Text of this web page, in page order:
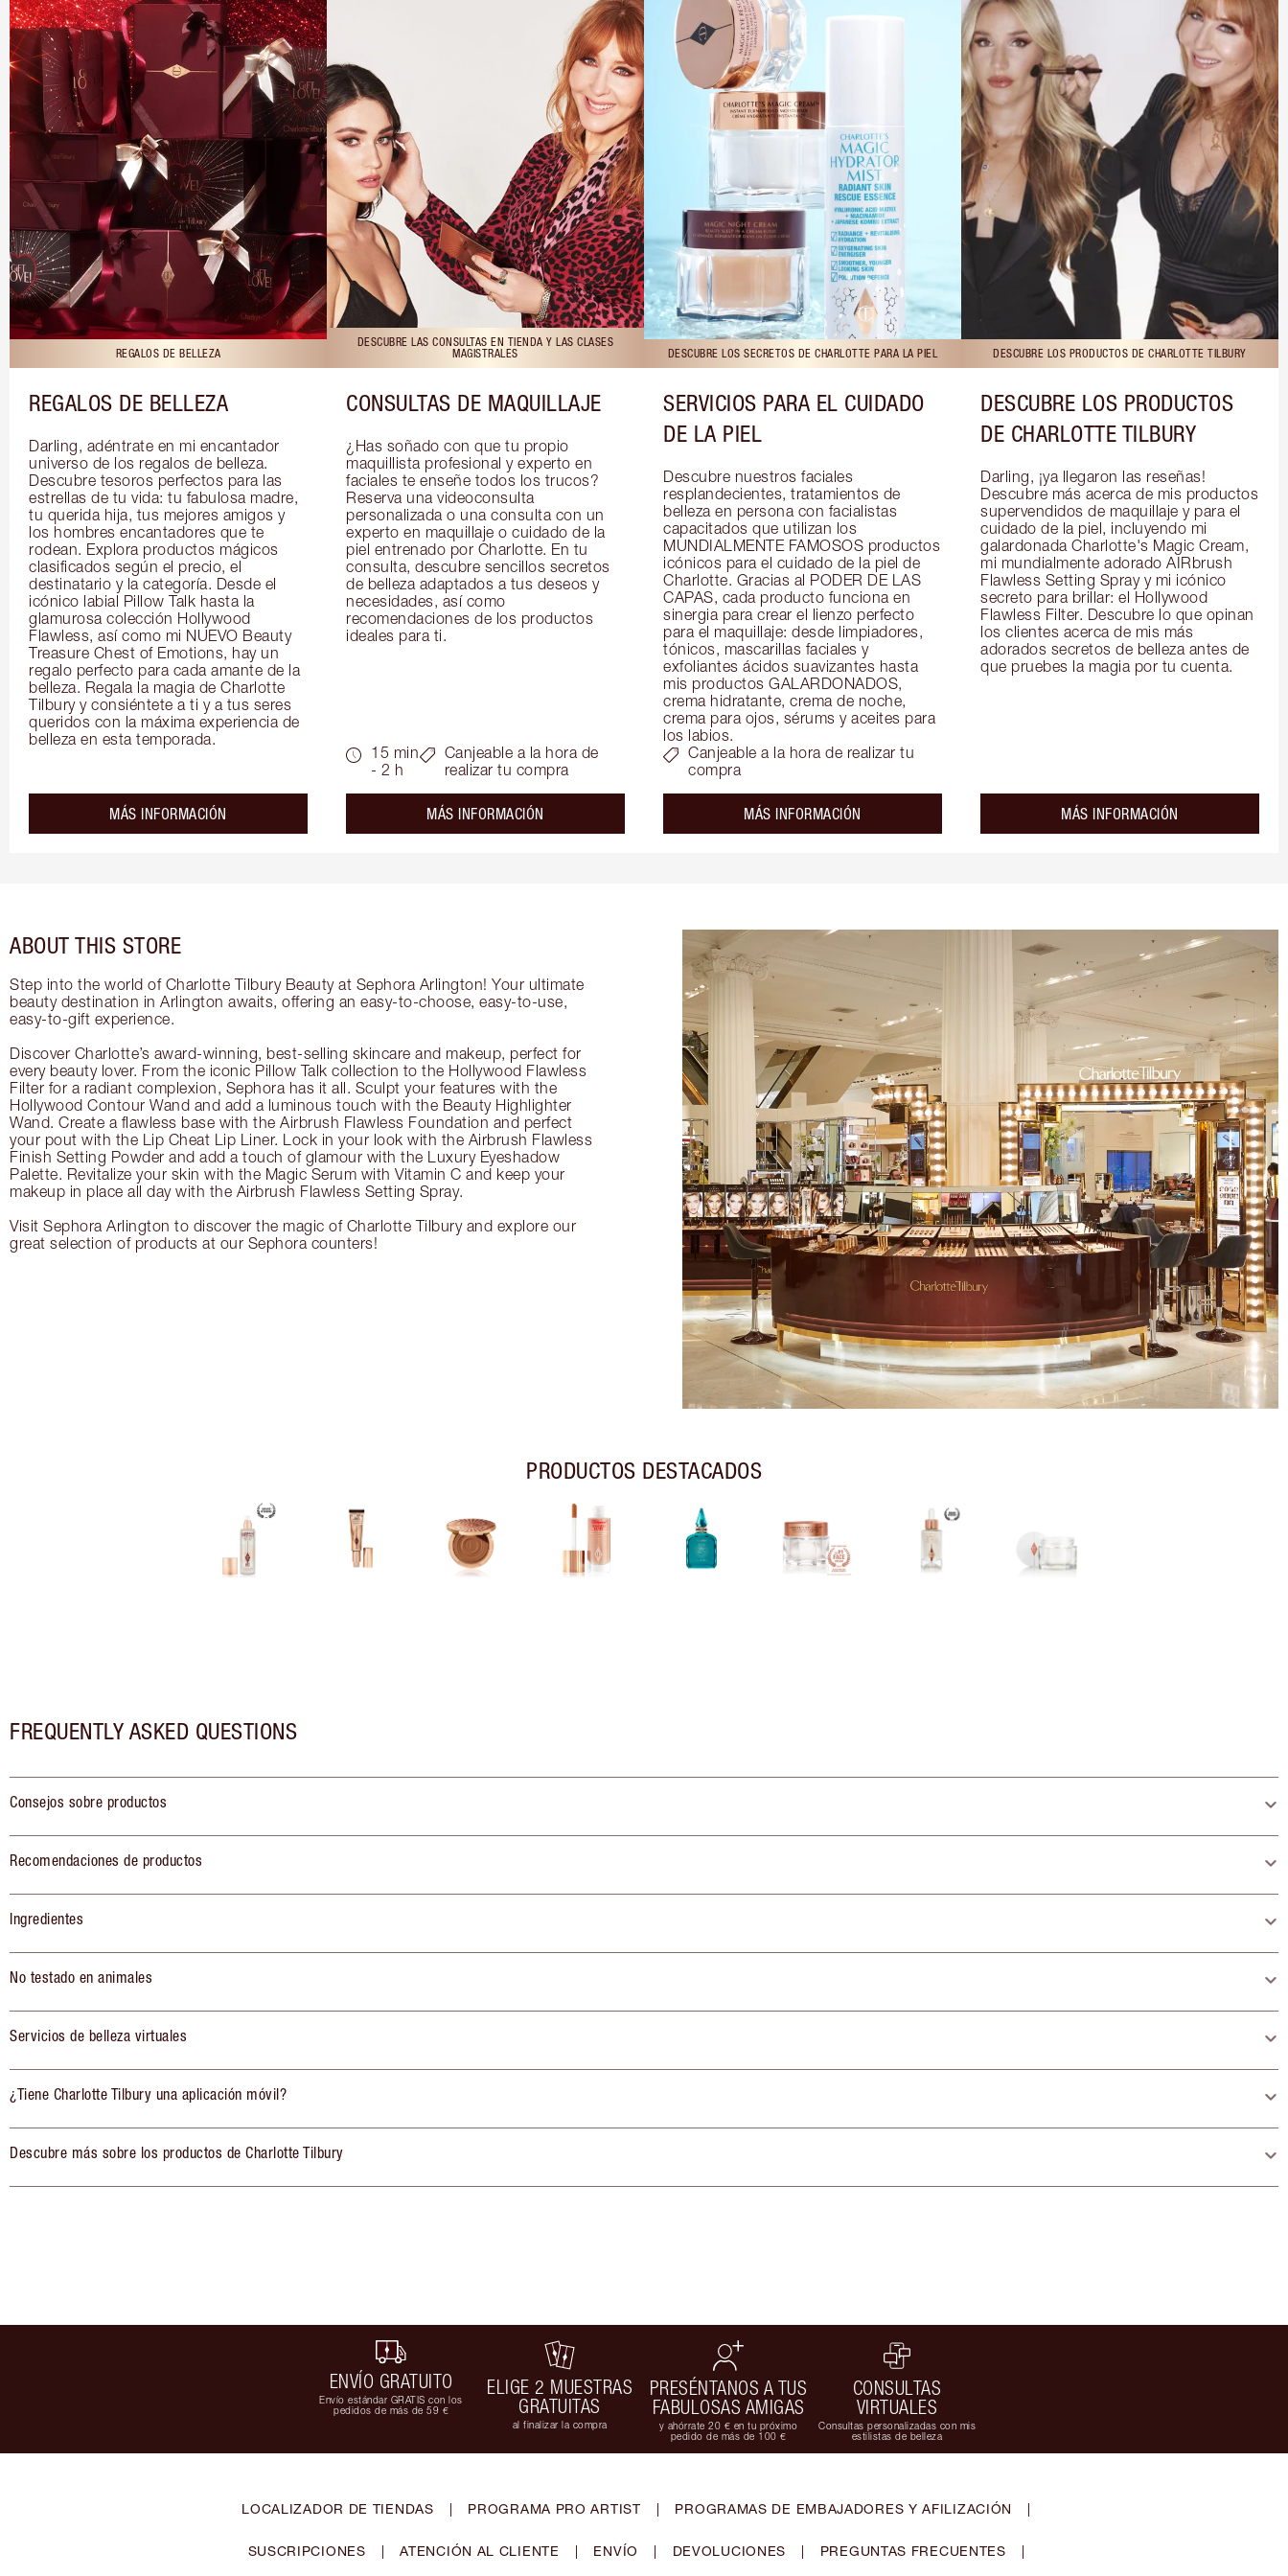
REGALOS DE BELLEZA
REGALOS DE BELLEZA
Darling, adéntrate en mi encantador
universo de los regalos de belleza.
Descubre tesoros perfectos para las
estrellas de tu vida: tu fabulosa madre,
tu querida hija, tus mejores amigos y
los hombres encantadores que te
rodean. Explora productos mágicos
clasificados según el precio, el
destinatario y la categoría. Desde el
icónico labial Pillow Talk hasta la
glamurosa colección Hollywood
Flawless, así como mi NUEVO Beauty
Treasure Chest of Emotions, hay un
regalo perfecto para cada amante de la
belleza. Regala la magia de Charlotte
Tilbury y consiéntete a ti y a tus seres
queridos con la máxima experiencia de
belleza en esta temporada.
MÁS INFORMACIÓN
DESCUBRE LAS CONSULTAS EN TIENDA Y LAS CLASES
MAGISTRALES
CONSULTAS DE MAQUILLAJE
¿Has soñado con que tu propio
maquillista profesional y experto en
faciales te enseñe todos los trucos?
Reserva una videoconsulta
personalizada o una consulta con un
experto en maquillaje o cuidado de la
piel entrenado por Charlotte. En tu
consulta, descubre sencillos secretos
de belleza adaptados a tus deseos y
necesidades, así como
recomendaciones de los productos
ideales para ti.
15 min
- 2 h
Canjeable a la hora de
realizar tu compra
MÁS INFORMACIÓN
DESCUBRE LOS SECRETOS DE CHARLOTTE PARA LA PIEL
SERVICIOS PARA EL CUIDADO
DE LA PIEL
Descubre nuestros faciales
resplandecientes, tratamientos de
belleza en persona con facialistas
capacitados que utilizan los
MUNDIALMENTE FAMOSOS productos
icónicos para el cuidado de la piel de
Charlotte. Gracias al PODER DE LAS
CAPAS, cada producto funciona en
sinergia para crear el lienzo perfecto
para el maquillaje: desde limpiadores,
tónicos, mascarillas faciales y
exfoliantes ácidos suavizantes hasta
mis productos GALARDONADOS,
crema hidratante, crema de noche,
crema para ojos, sérums y aceites para
los labios.
Canjeable a la hora de realizar tu
compra
MÁS INFORMACIÓN
DESCUBRE LOS PRODUCTOS DE CHARLOTTE TILBURY
DESCUBRE LOS PRODUCTOS
DE CHARLOTTE TILBURY
Darling, ¡ya llegaron las reseñas!
Descubre más acerca de mis productos
supervendidos de maquillaje y para el
cuidado de la piel, incluyendo mi
galardonada Charlotte's Magic Cream,
mi mundialmente adorado AIRbrush
Flawless Setting Spray y mi icónico
secreto para brillar: el Hollywood
Flawless Filter. Descubre lo que opinan
los clientes acerca de mis más
adorados secretos de belleza antes de
que pruebes la magia por tu cuenta.
MÁS INFORMACIÓN
ABOUT THIS STORE
Step into the world of Charlotte Tilbury Beauty at Sephora Arlington! Your ultimate
beauty destination in Arlington awaits, offering an easy-to-choose, easy-to-use,
easy-to-gift experience.
Discover Charlotte’s award-winning, best-selling skincare and makeup, perfect for
every beauty lover. From the iconic Pillow Talk collection to the Hollywood Flawless
Filter for a radiant complexion, Sephora has it all. Sculpt your features with the
Hollywood Contour Wand and add a luminous touch with the Beauty Highlighter
Wand. Create a flawless base with the Airbrush Flawless Foundation and perfect
your pout with the Lip Cheat Lip Liner. Lock in your look with the Airbrush Flawless
Finish Setting Powder and add a touch of glamour with the Luxury Eyeshadow
Palette. Revitalize your skin with the Magic Serum with Vitamin C and keep your
makeup in place all day with the Airbrush Flawless Setting Spray.
Visit Sephora Arlington to discover the magic of Charlotte Tilbury and explore our
great selection of products at our Sephora counters!
PRODUCTOS DESTACADOS
FREQUENTLY ASKED QUESTIONS
Consejos sobre productos
Recomendaciones de productos
Ingredientes
No testado en animales
Servicios de belleza virtuales
¿Tiene Charlotte Tilbury una aplicación móvil?
Descubre más sobre los productos de Charlotte Tilbury
ENVÍO GRATUITO
Envío estándar GRATIS con los
pedidos de más de 59 €
ELIGE 2 MUESTRAS
GRATUITAS
al finalizar la compra
PRESÉNTANOS A TUS
FABULOSAS AMIGAS
y ahórrate 20 € en tu próximo
pedido de más de 100 €
CONSULTAS
VIRTUALES
Consultas personalizadas con mis
estilistas de belleza
LOCALIZADOR DE TIENDAS | PROGRAMA PRO ARTIST | PROGRAMAS DE EMBAJADORES Y AFILIZACIÓN |
SUSCRIPCIONES | ATENCIÓN AL CLIENTE | ENVÍO | DEVOLUCIONES | PREGUNTAS FRECUENTES |